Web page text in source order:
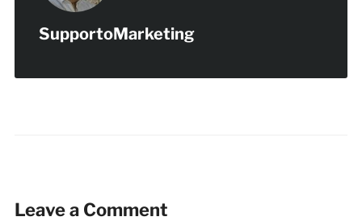
SupportoMarketing
Leave a Comment